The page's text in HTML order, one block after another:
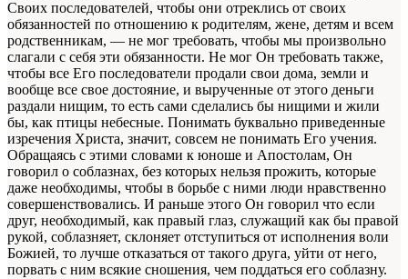
Своих последователей, чтобы они отреклись от своих
обязанностей по отношению к родителям, жене, детям и всем
родственникам, — не мог требовать, чтобы мы произвольно
слагали с себя эти обязанности. Не мог Он требовать также,
чтобы все Его последователи продали свои дома, земли и
вообще все свое достояние, и вырученные от этого деньги
раздали нищим, то есть сами сделались бы нищими и жили
бы, как птицы небесные. Понимать буквально приведенные
изречения Христа, значит, совсем не понимать Его учения.
Обращаясь с этими словами к юноше и Апостолам, Он
говорил о соблазнах, без которых нельзя прожить, которые
даже необходимы, чтобы в борьбе с ними люди нравственно
совершенствовались. И раньше этого Он говорил что если
друг, необходимый, как правый глаз, служащий как бы правой
рукой, соблазняет, склоняет отступиться от исполнения воли
Божией, то лучше отказаться от такого друга, уйти от него,
порвать с ним всякие сношения, чем поддаться его соблазну.